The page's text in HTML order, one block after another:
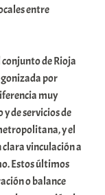
entre
de Rioja
por
muy
de servicios de
y el
clara vinculación a
Estos últimos
o balance